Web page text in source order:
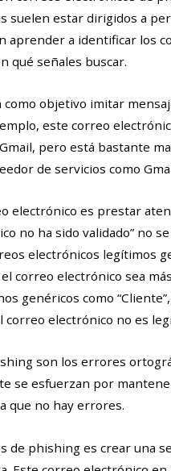
suelen estar dirigidos a
aprender a identificar los
qué señales buscar.
objetivo imitar
este correo
pero está bastante
de servicios como
electrónico es prestar
no ha sido validado” no
electrónicos legítimos
correo electrónico sea
genéricos como “Cliente”,
correo electrónico no es
son los errores
se esfuerzan por
que no hay errores.
de phishing es crear una